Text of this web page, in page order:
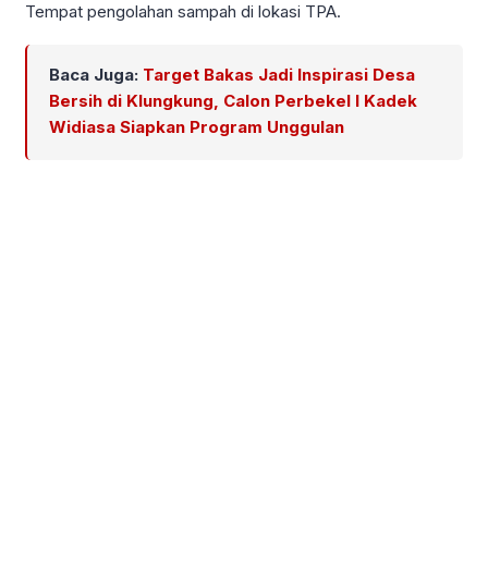
Tempat pengolahan sampah di lokasi TPA.
Baca Juga: Target Bakas Jadi Inspirasi Desa
Bersih di Klungkung, Calon Perbekel I Kadek
Widiasa Siapkan Program Unggulan